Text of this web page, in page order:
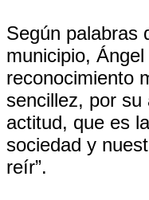
Según palabras
municipio,
reconocimiento
sencillez, por su
actitud, que es
sociedad y
reír”.